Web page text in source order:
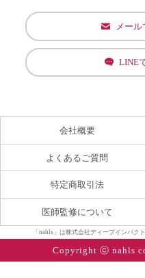
メー
LINE
会社概要
よくあるご質問
特定商取引法
医師監修について
「nahls」は株式会社ディープインパク
Copyright ⓒ nahls